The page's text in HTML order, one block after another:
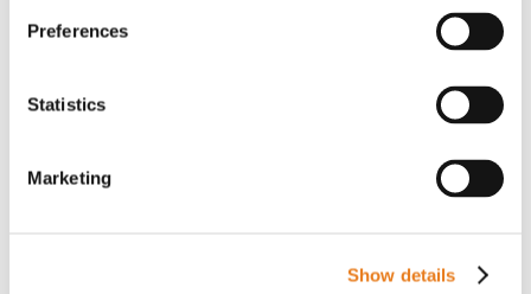
Preferences
Statistics
Marketing
Show details
La telecamera turret ColorVu 4 MP 2,8 mm di
Hikvision è una soluzione di rete progettata per la
Progressive Scan CMOS, una lente da 2,8 mm con